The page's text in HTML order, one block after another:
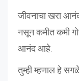
जीवनाचा खरा
नसून कमीत कमी
आनंद आहे.
तुम्ही म्हणाल हे